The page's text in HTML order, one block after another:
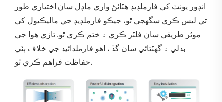
انڊور يونٽ کي فارملڊيڊ هٽائڻ واري ماڊل سان اختياري طور
تي ليس ڪري سگهجي ٿو، جيڪو فارملڊيڊ جي ماليڪيول کي
موثر طريقي سان فلٽر ڪري ۽ ختم ڪري ٿو. تازي هوا جي
بدلي ۽ گهٽتائي سان گڏ ، اهو فارملڊائيڊ جي خلاف ٻٽي
حفاظت فراهم ڪري ٿو.